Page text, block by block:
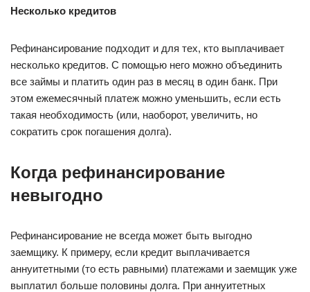
Несколько кредитов
Рефинансирование подходит и для тех, кто выплачивает
несколько кредитов. С помощью него можно объединить
все займы и платить один раз в месяц в один банк. При
этом ежемесячный платеж можно уменьшить, если есть
такая необходимость (или, наоборот, увеличить, но
сократить срок погашения долга).
Когда рефинансирование
невыгодно
Рефинансирование не всегда может быть выгодно
заемщику. К примеру, если кредит выплачивается
аннуитетными (то есть равными) платежами и заемщик уже
выплатил больше половины долга. При аннуитетных